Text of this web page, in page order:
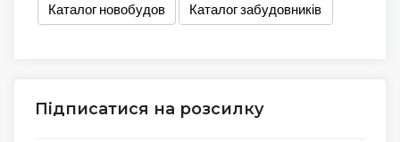
Каталог новобудов Каталог забудовників
Підписатися на розсилку